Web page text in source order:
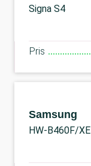
Signa S4
Pris
Samsung
HW-B460F/XE